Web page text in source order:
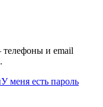
и email
У меня есть пароль